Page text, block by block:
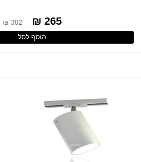
265 ₪
382 ₪
הוסף לסל